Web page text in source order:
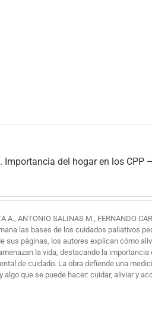
del hogar en los CPP
A., ANTONIO SALINAS M., FERNANDO
las bases de los cuidados paliativos
sus páginas, los autores explican cómo
la vida, destacando la
de cuidado. La obra defiende una
que se puede hacer: cuidar, aliviar y